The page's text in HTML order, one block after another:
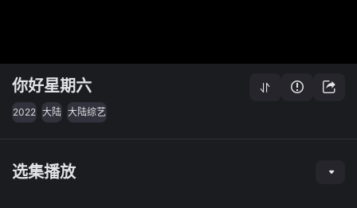
你好星期六
2022 大陆 大陆综艺
选集播放